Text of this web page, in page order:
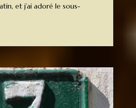
et j’ai adoré le sous-